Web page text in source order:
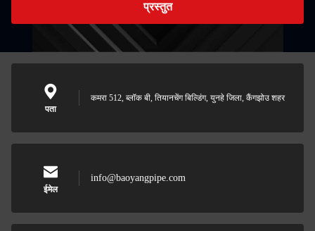
प्रस्तुत
पता
कमरा 512, ब्लॉक बी, तियानचेंग बिल्डिंग, युनहे जिला, कैंगझोउ शहर
ईमेल
info@baoyangpipe.com